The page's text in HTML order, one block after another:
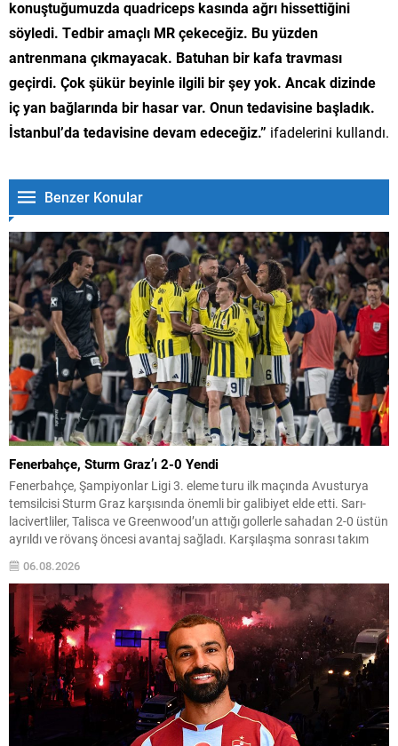
konuştuğumuzda quadriceps kasında ağrı hissettiğini
söyledi. Tedbir amaçlı MR çekeceğiz. Bu yüzden
antrenmana çıkmayacak. Batuhan bir kafa travması
geçirdi. Çok şükür beyinle ilgili bir şey yok. Ancak dizinde
iç yan bağlarında bir hasar var. Onun tedavisine başladık.
İstanbul’da tedavisine devam edeceğiz.” ifadelerini kullandı.
Benzer Konular
Fenerbahçe, Sturm Graz’ı 2-0 Yendi
Fenerbahçe, Şampiyonlar Ligi 3. eleme turu ilk maçında Avusturya
temsilcisi Sturm Graz karşısında önemli bir galibiyet elde etti. Sarı-
lacivertliler, Talisca ve Greenwood’un attığı gollerle sahadan 2-0 üstün
ayrıldı ve rövanş öncesi avantaj sağladı. Karşılaşma sonrası takım
verdi. Futboldan sorumlu yönetici Cihan Kamer,...
06.08.2026